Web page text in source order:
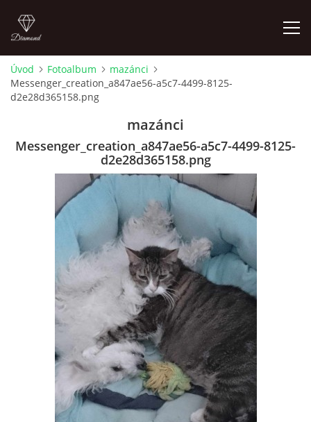
FOTOALBUM
Pepouch
+420605716650
pepouch@seznam.cz
© 2026 eStránky.cz |RSS|Tisk|Aktualizováno: 26. 6. 2026
Úvod Fotoalbum
mazánci
Messenger_creation_a847ae56-a5c7-4499-8125-
d2e28d365158.png
mazánci
Messenger_creation_a847ae56-a5c7-4499-8125-
d2e28d365158.png